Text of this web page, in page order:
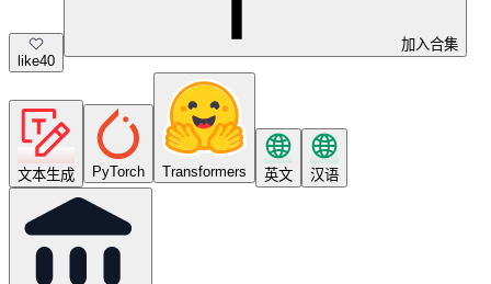
like40
加入合集
文本生成 PyTorch Transformers 英文 汉语